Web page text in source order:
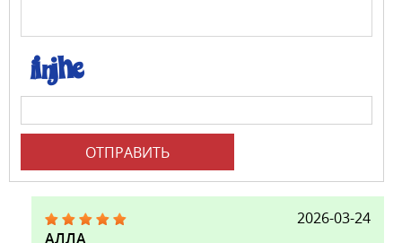
ОТПРАВИТЬ
2026-03-24
АЛЛА